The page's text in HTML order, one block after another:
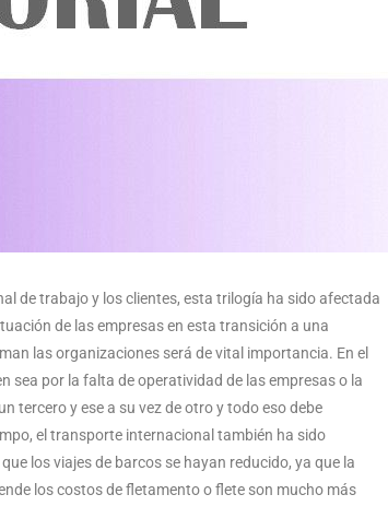
de trabajo y los clientes, esta trilogía ha sido afectada
de las empresas en esta transición a una
las organizaciones será de vital importancia. En el
sea por la falta de operatividad de las empresas o la
tercero y ese a su vez de otro y todo eso debe
el transporte internacional también ha sido
los viajes de barcos se hayan reducido, ya que la
los costos de fletamento o flete son mucho más